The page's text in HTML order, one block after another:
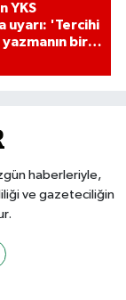
YKS
uyarı: 'Tercihi
yazmanın bir
haberleriyle,
ve gazeteciliğin